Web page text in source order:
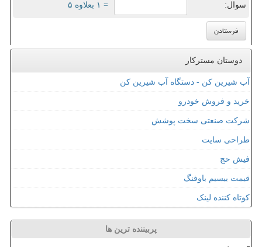
سوال: = ۱ بعلاوه ۵
دوستان مسترکار
آب شیرین کن - دستگاه آب شیرین کن
خرید و فروش خودرو
شرکت صنعتی سخت پوشش
طراحی سایت
فیش حج
قیمت بیسیم باوفنگ
کوتاه کننده لینک
پربیننده ترین ها